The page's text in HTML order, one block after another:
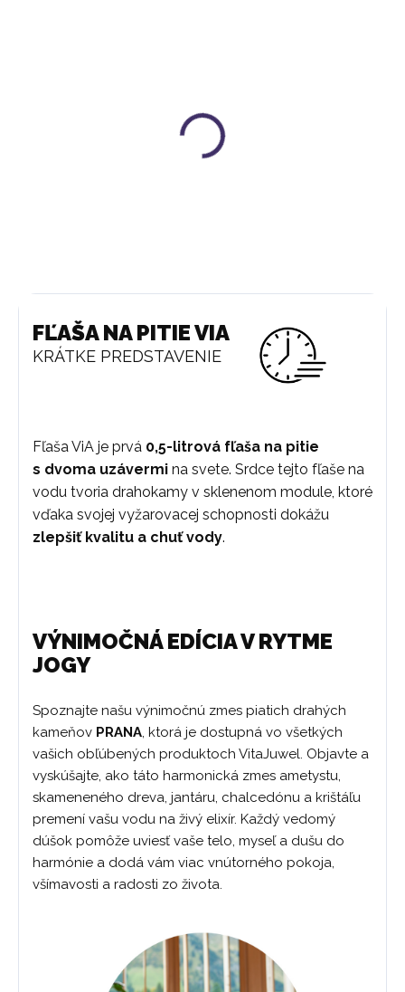
FĽAŠA NA PITIE VIA
KRÁTKE PREDSTAVENIE
Fľaša ViA je prvá 0,5-litrová fľaša na pitie
s dvoma uzávermi na svete. Srdce tejto fľaše na
vodu tvoria drahokamy v sklenenom module, ktoré
vďaka svojej vyžarovacej schopnosti dokážu
zlepšiť kvalitu a chuť vody.
VÝNIMOČNÁ EDÍCIA V RYTME
JOGY
Spoznajte našu výnimočnú zmes piatich drahých
kameňov PRANA, ktorá je dostupná vo všetkých
vašich obľúbených produktoch VitaJuwel. Objavte a
vyskúšajte, ako táto harmonická zmes ametystu,
skameneného dreva, jantáru, chalcedónu a krištáľu
premení vašu vodu na živý elixír. Každý vedomý
dúšok pomôže uviesť vaše telo, myseľ a dušu do
harmónie a dodá vám viac vnútorného pokoja,
všímavosti a radosti zo života.